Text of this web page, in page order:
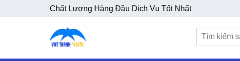
Chất Lượng Hàng Đầu Dịch Vụ Tốt Nhất